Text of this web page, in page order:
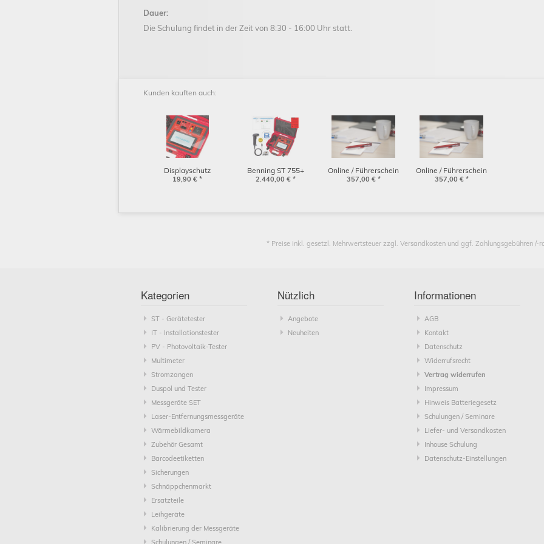
Dauer:
Die Schulung findet in der Zeit von 8:30 - 16:00 Uhr statt.
Kunden kauften auch:
Displayschutz
Hybridglas für
19,90 € *
Benning ST 755+
BTEC Set Gerätetester
2.440,00 € *
Online / Führerschein
BENNING ST 755+/ ST
357,00 € *
Online / Führerschein
BENNING ST 755+/ ST
357,00 € *
* Preise inkl. gesetzl. Mehrwertsteuer zzgl. Versandkosten und ggf. Zahlungsgebühren /-
Kategorien
ST - Gerätetester
IT - Installationstester
PV - Photovoltaik-Tester
Multimeter
Stromzangen
Duspol und Tester
Messgeräte SET
Laser-Entfernungsmessgeräte
Wärmebildkamera
Zubehör Gesamt
Barcodeetiketten
Sicherungen
Schnäppchenmarkt
Ersatzteile
Leihgeräte
Kalibrierung der Messgeräte
Schulungen / Seminare
Nützlich
Angebote
Neuheiten
Informationen
AGB
Kontakt
Datenschutz
Widerrufsrecht
Vertrag widerrufen
Impressum
Hinweis Batteriegesetz
Schulungen / Seminare
Liefer- und Versandkosten
Inhouse Schulung
Datenschutz-Einstellungen